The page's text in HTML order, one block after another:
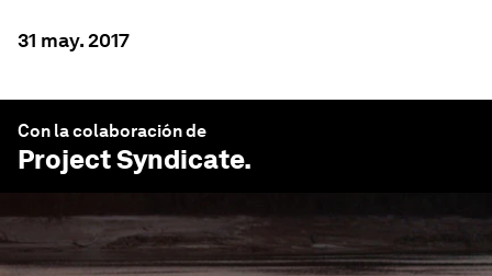
31 may. 2017
Con la colaboración de
Project Syndicate.